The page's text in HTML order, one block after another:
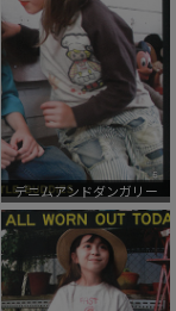
デニムアンドダンガリー